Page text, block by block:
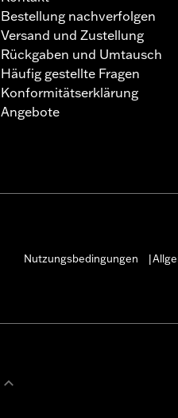
Bestellung nachverfolgen
Versand und Zustellung
Rückgaben und Umtausch
Häufig gestellte Fragen
Konformitätserklärung
Angebote
Nutzungsbedingungen